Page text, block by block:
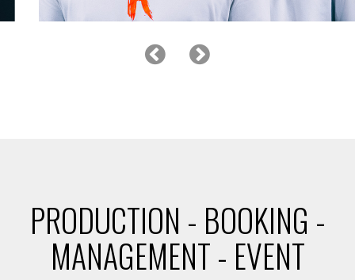
PRODUCTION - BOOKING -
MANAGEMENT - EVENT